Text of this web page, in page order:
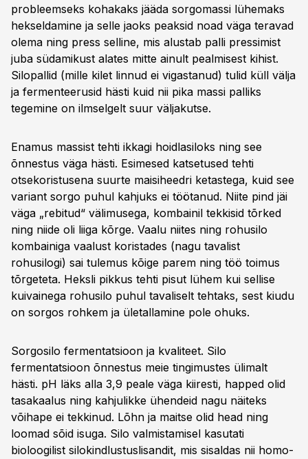
probleemseks kohakaks jääda sorgomassi lühemaks
hekseldamine ja selle jaoks peaksid noad väga teravad
olema ning press selline, mis alustab palli pressimist
juba südamikust alates mitte ainult pealmisest kihist.
Silopallid (mille kilet linnud ei vigastanud) tulid küll välja
ja fermenteerusid hästi kuid nii pika massi palliks
tegemine on ilmselgelt suur väljakutse.
Enamus massist tehti ikkagi hoidlasiloks ning see
õnnestus väga hästi. Esimesed katsetused tehti
otsekoristusena suurte maisiheedri ketastega, kuid see
variant sorgo puhul kahjuks ei töötanud. Niite pind jäi
väga „rebitud“ välimusega, kombainil tekkisid tõrked
ning niide oli liiga kõrge. Vaalu niites ning rohusilo
kombainiga vaalust koristades (nagu tavalist
rohusilogi) sai tulemus kõige parem ning töö toimus
tõrgeteta. Heksli pikkus tehti pisut lühem kui sellise
kuivainega rohusilo puhul tavaliselt tehtaks, sest kiudu
on sorgos rohkem ja ületallamine pole ohuks.
Sorgosilo fermentatsioon ja kvaliteet. Silo
fermentatsioon õnnestus meie tingimustes ülimalt
hästi. pH läks alla 3,9 peale väga kiiresti, happed olid
tasakaalus ning kahjulikke ühendeid nagu näiteks
võihape ei tekkinud. Lõhn ja maitse olid head ning
loomad sõid isuga. Silo valmistamisel kasutati
bioloogilist silokindlustuslisandit, mis sisaldas nii homo-